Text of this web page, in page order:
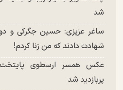
شد
ساغر عزیزی: حسین جگرکی و دو
شهادت دادند که من زنا کردم!
عکس همسر ارسطوی
پربازدید شد